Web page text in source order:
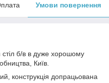
Умови повернення
стіл б/в в дуже хорошому
Київ.
конструкція допрацьована